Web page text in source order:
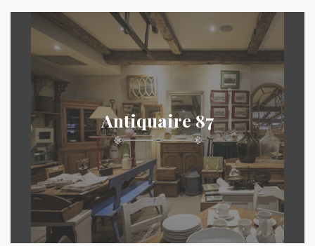
Antiquaire 87